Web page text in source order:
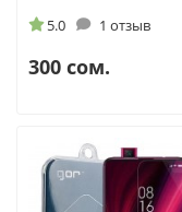
5.0 1 отзыв
300 сом.